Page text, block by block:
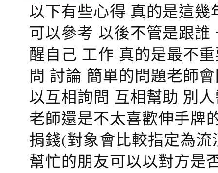
以下有些心得 真的是這
可以參考 以後不管是跟
醒自己 工作 真的是最不
問 討論 簡單的問題老師
以互相詢問 互相幫助 別
老師還是不太喜歡伸手牌
捐錢(對象會比較指定為
幫忙的朋友可以以對方是